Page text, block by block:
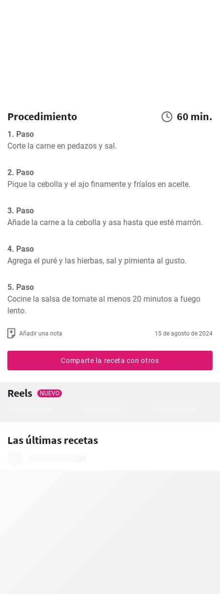
Procedimiento 60 min.
1. Paso
Corte la carne en pedazos y sal.
2. Paso
Pique la cebolla y el ajo finamente y fríalos en aceite.
3. Paso
Añade la carne a la cebolla y asa hasta que esté marrón.
4. Paso
Agrega el puré y las hierbas, sal y pimienta al gusto.
5. Paso
Cocine la salsa de tomate al menos 20 minutos a fuego
lento.
Añadir una nota 15 de agosto de 2024
Comparte la receta con otros
Reels NUEVO
Las últimas recetas